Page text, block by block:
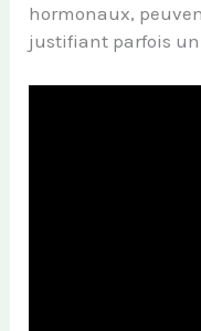
hormonaux,
justifiant parfois